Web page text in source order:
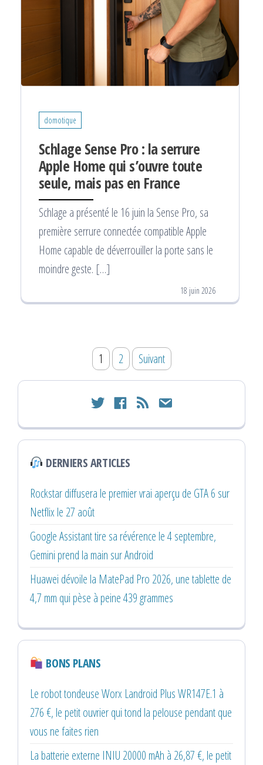
domotique
Schlage Sense Pro : la serrure
Apple Home qui s’ouvre toute
seule, mais pas en France
Schlage a présenté le 16 juin la Sense Pro, sa
première serrure connectée compatible Apple
Home capable de déverrouiller la porte sans le
moindre geste. […]
18 juin 2026
des
publications
1 2 Suivant
twitter facebook
rss email
DERNIERS ARTICLES
Rockstar diffusera le premier vrai aperçu de GTA 6 sur
Netflix le 27 août
Google Assistant tire sa révérence le 4 septembre,
Gemini prend la main sur Android
Huawei dévoile la MatePad Pro 2026, une tablette de
4,7 mm qui pèse à peine 439 grammes
BONS PLANS
Le robot tondeuse Worx Landroid Plus WR147E.1 à
276 €, le petit ouvrier qui tond la pelouse pendant que
vous ne faites rien
La batterie externe INIU 20000 mAh à 26,87 €, le petit